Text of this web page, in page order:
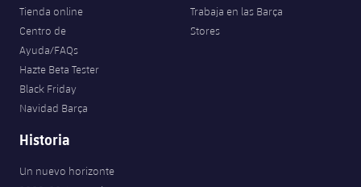
Tienda online
Centro de
Ayuda/FAQs
Hazte Beta Tester
Black Friday
Navidad Barça
Trabaja en las Barça
Stores
Historia
Un nuevo horizonte